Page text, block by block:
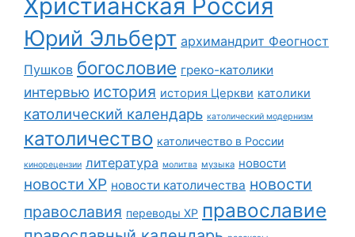
Христианская Россия
Юрий Эльберт архимандрит Феогност
Пушков богословие греко-католики
интервью история история Церкви католики
католический календарь католический модернизм
католичество католичество в России
кинорецензии литература молитва музыка новости
новости ХР новости католичества новости
православия переводы ХР православие